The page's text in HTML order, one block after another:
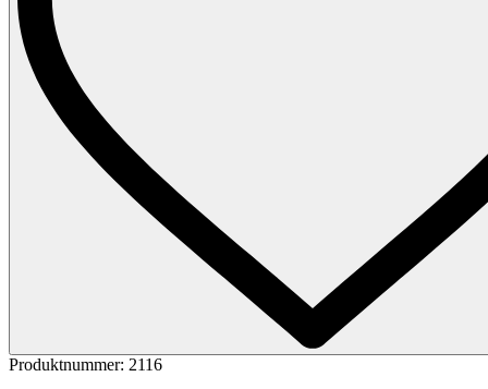
Produktnummer: 2116